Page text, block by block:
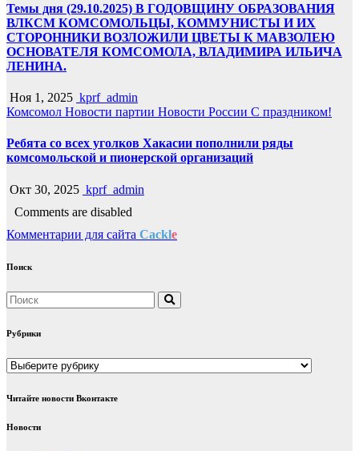
Темы дня (29.10.2025) В ГОДОВЩИНУ ОБРАЗОВАНИЯ
ВЛКСМ КОМСОМОЛЬЦЫ, КОММУНИСТЫ И ИХ
СТОРОННИКИ ВОЗЛОЖИЛИ ЦВЕТЫ К МАВЗОЛЕЮ
ОСНОВАТЕЛЯ КОМСОМОЛА, ВЛАДИМИРА ИЛЬИЧА
ЛЕНИНА.
Ноя 1, 2025 kprf_admin
Комсомол Новости партии Новости России С праздником!
Ребята со всех уголков Хакасии пополнили ряды
комсомольской и пионерской организаций
Окт 30, 2025 kprf_admin
Comments are disabled
Комментарии для сайта Cackle
Поиск
Рубрики
Рубрики
Читайте новости Вконтакте
Новости